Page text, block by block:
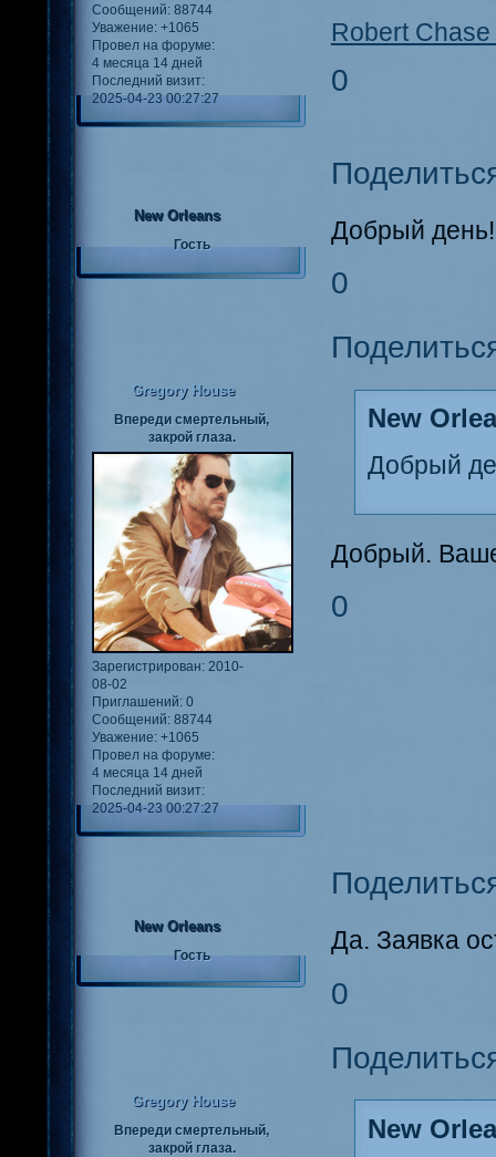
Сообщений: 88744
Уважение: +1065
Провел на форуме:
4 месяца 14 дней
Последний визит:
2025-04-23 00:27:27
Robert
0
New Orleans
Гость Добрый
0
Gregory House
Впереди смертельный,
закрой глаза.
Зарегистрирован: 2010-
08-02
Приглашений: 0
Сообщений: 88744
Уважение: +1065
Провел на форуме:
4 месяца 14 дней
Последний визит:
2025-04-23 00:27:27
New
Добрый
Добрый.
0
New Orleans
Гость Да. Заявка
0
Gregory House
Впереди смертельный,
закрой глаза.
New